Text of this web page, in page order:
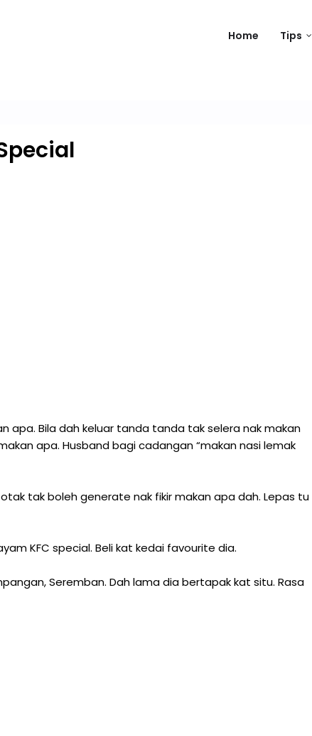
Home Tips
apa. Bila dah keluar tanda tanda tak selera nak makan
apa. Husband bagi cadangan “makan nasi lemak
tak boleh generate nak fikir makan apa dah. Lepas tu
KFC special. Beli kat kedai favourite dia.
Seremban. Dah lama dia bertapak kat situ. Rasa